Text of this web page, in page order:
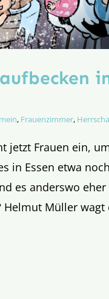
, Frauenzimmer,
jetzt Frauen ein,
in Essen etwa
es anderswo
Helmut Müller